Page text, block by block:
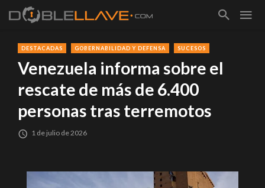
DESTACADAS GOBERNABILIDAD Y DEFENSA SUCESOS
Venezuela informa sobre el
rescate de más de 6.400
personas tras terremotos
1 de julio de 2026